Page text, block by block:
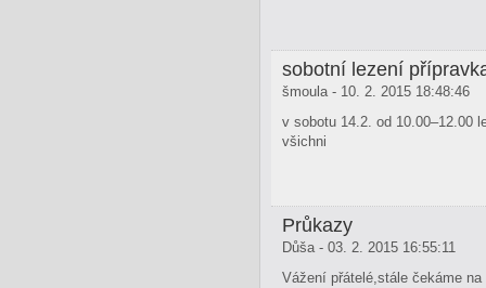
sobotní lezení
šmoula - 10. 2. 2015 18:48:46
v sobotu 14.2. od 10.00–12.00
všichni
Průkazy
Důša - 03. 2. 2015 16:55:11
Vážení přátelé,stále čekáme